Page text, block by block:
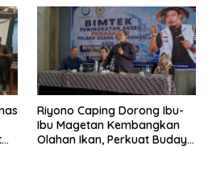
Riyono Caping Dorong Ibu-
Ibu Magetan Kembangkan
Olahan Ikan, Perkuat Budaya